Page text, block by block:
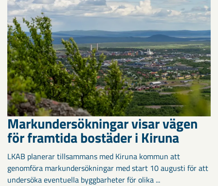
Markundersökningar visar vägen
för framtida bostäder i Kiruna
LKAB planerar tillsammans med Kiruna kommun att
genomföra markundersökningar med start 10 augusti för att
undersöka eventuella byggbarheter för olika ...